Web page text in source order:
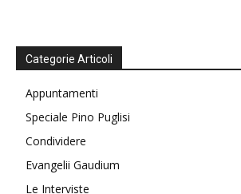
Categorie Articoli
Appuntamenti
Speciale Pino Puglisi
Condividere
Evangelii Gaudium
Le Interviste